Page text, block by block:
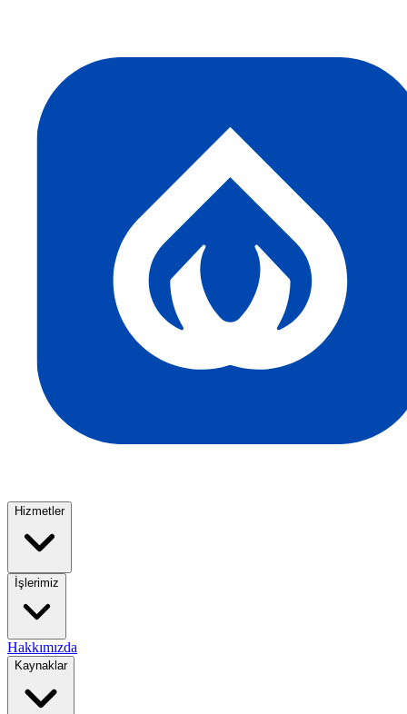
Hizmetler
İşlerimiz
Hakkımızda
Kaynaklar